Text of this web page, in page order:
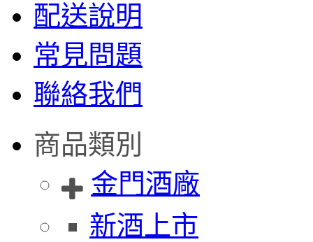
配送說明
常見問題
聯絡我們
商品類別
金門酒廠
新酒上市